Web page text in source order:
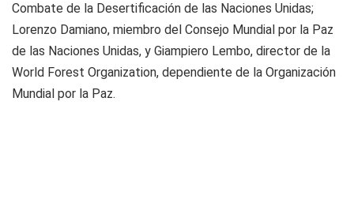
Combate de la Desertificación de las Naciones Unidas;
Lorenzo Damiano, miembro del Consejo Mundial por la Paz
de las Naciones Unidas, y Giampiero Lembo, director de la
World Forest Organization, dependiente de la Organización
Mundial por la Paz.